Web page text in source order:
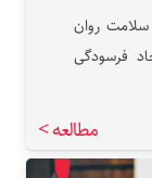
روان
فرسودگی
مطالعه >